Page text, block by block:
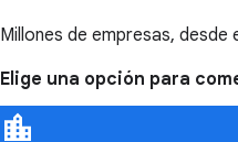
Millones de empresas,
Elige una opción para